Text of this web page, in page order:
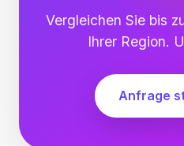
Vergleichen Sie bis
Ihrer Region.
Anfrage